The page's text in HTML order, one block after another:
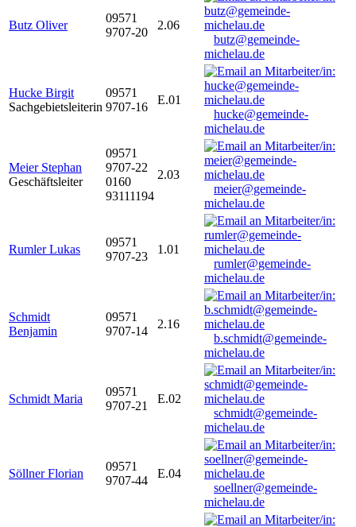
Butz Oliver
09571
9707-20
2.06
butz@gemeinde-
michelau.de
Hucke Birgit
Sachgebietsleiterin
09571
9707-16
E.01
hucke@gemeinde-
michelau.de
Meier Stephan
Geschäftsleiter
09571
9707-22
0160
93111194
2.03
meier@gemeinde-
michelau.de
Rumler Lukas
09571
9707-23
1.01
rumler@gemeinde-
michelau.de
Schmidt
Benjamin
09571
9707-14
2.16
b.schmidt@gemeinde-
michelau.de
Schmidt Maria
09571
9707-21
E.02
schmidt@gemeinde-
michelau.de
Söllner Florian
09571
9707-44
E.04
soellner@gemeinde-
michelau.de